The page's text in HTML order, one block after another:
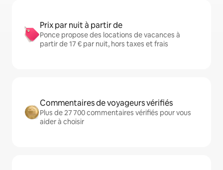
Prix par nuit à partir de
Ponce propose des locations de vacances à
partir de 17 € par nuit, hors taxes et frais
Commentaires de voyageurs vérifiés
Plus de 27 700 commentaires vérifiés pour vous
aider à choisir